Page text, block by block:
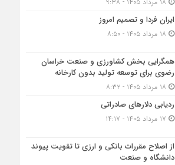
ایران فردا و تصمیم امروز
همگرایی بخش کشاورزی و صنعت خراسان
رضوی برای توسعه تولید بدون کارخانه
ردیابی دلارهای صادراتی
از اصلاح مقررات بانکی و ارزی تا تقویت پیوند
دانشگاه و صنعت